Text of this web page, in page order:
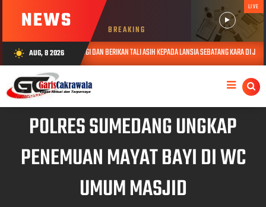
NEWS BREAKING
LIVE
wb_sunny AUG, 8 2026
KUNJUNGI DAN BERIKAN TALI ASIH KEPADA LANSIA SEBATANG KARA DI JATINANGOR
POLRES SUMEDANG UNGKAP
PENEMUAN MAYAT BAYI DI WC
UMUM MASJID